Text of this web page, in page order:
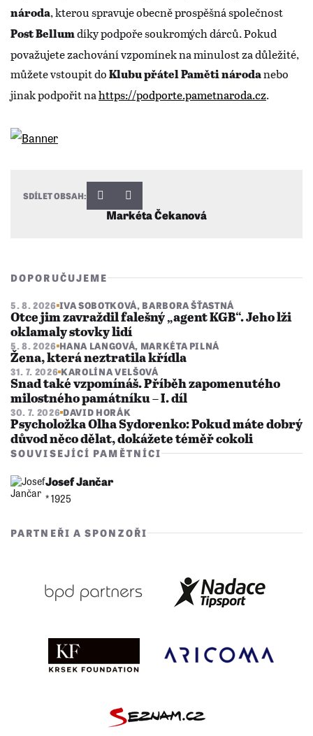
národa, kterou spravuje obecně prospěšná společnost
Post Bellumdíky podpoře soukromých dárců. Pokud
považujete zachování vzpomínek na minulost za důležité,
můžete vstoupit do Klubu přátel Paměti národanebo
jinak podpořit nahttps://podporte.pametnaroda.cz.
Markéta Čekanová
SDÍLET OBSAH:
DOPORUČUJEME
5. 8. 2026 IVA SOBOTKOVÁ, BARBORA ŠŤASTNÁ
Otce jim zavraždil falešný „agent KGB“. Jeho lži
oklamaly stovky lidí
5. 8. 2026 HANA LANGOVÁ, MARKÉTA PILNÁ
Žena, která neztratila křídla
31. 7. 2026 KAROLÍNA VELŠOVÁ
Snad také vzpomínáš. Příběh zapomenutého
milostného památníku – I. díl
30. 7. 2026 DAVID HORÁK
Psycholožka Olha Sydorenko: Pokud máte dobrý
důvod něco dělat, dokážete téměř cokoli
SOUVISEJÍCÍ PAMĚTNÍCI
Josef Jančar
* 1925
PARTNEŘI A SPONZOŘI